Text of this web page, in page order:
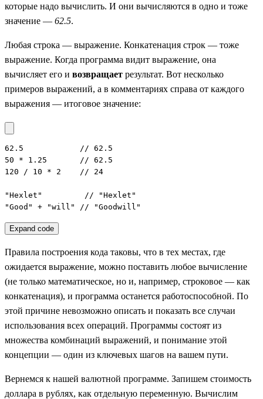
которые надо вычислить. И они вычисляются в одно и тоже
значение — 62.5.
Любая строка — выражение. Конкатенация строк — тоже
выражение. Когда программа видит выражение, она
вычисляет его и возвращает результат. Вот несколько
примеров выражений, а в комментариях справа от каждого
выражения — итоговое значение:
62.5            // 62.5
50 * 1.25       // 62.5
120 / 10 * 2    // 24
"Hexlet"         // "Hexlet"
"Good" + "will" // "Goodwill"
Expand code
Правила построения кода таковы, что в тех местах, где
ожидается выражение, можно поставить любое вычисление
(не только математическое, но и, например, строковое — как
конкатенация), и программа останется работоспособной. По
этой причине невозможно описать и показать все случаи
использования всех операций. Программы состоят из
множества комбинаций выражений, и понимание этой
концепции — один из ключевых шагов на вашем пути.
Вернемся к нашей валютной программе. Запишем стоимость
доллара в рублях, как отдельную переменную. Вычислим